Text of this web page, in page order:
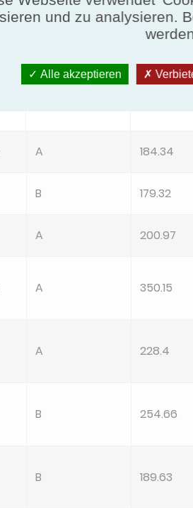
A 184.34
B 179.32
A 200.97
A 350.15
A 228.4
B 254.66
B 189.63
und zu analysieren.
Alle akzeptieren